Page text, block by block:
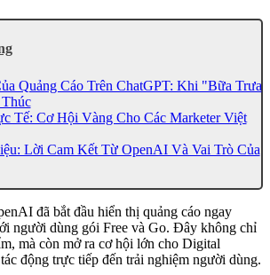
Quảng Cáo Trên ChatGPT: Khi "Bữa Trưa
Tế: Cơ Hội Vàng Cho Các Marketer Việt
Lời Cam Kết Từ OpenAI Và Vai Trò Của
đã bắt đầu hiển thị quảng cáo ngay
người dùng gói Free và Go. Đây không chỉ
mà còn mở ra cơ hội lớn cho Digital
động trực tiếp đến trải nghiệm người dùng.